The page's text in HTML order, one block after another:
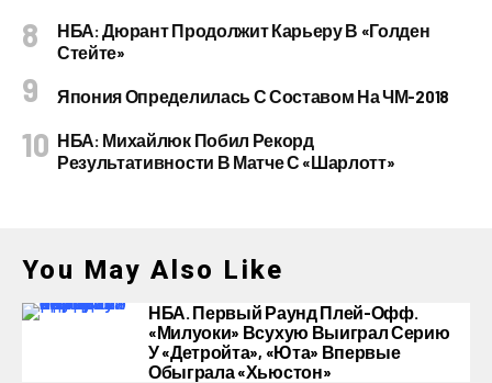
НБА: Дюрант Продолжит Карьеру В «Голден
Стейте»
Япония Определилась С Составом На ЧМ-2018
НБА: Михайлюк Побил Рекорд
Результативности В Матче С «Шарлотт»
You May Also Like
НБА. Первый Раунд Плей-Офф.
«Милуоки» Всухую Выиграл Серию
У «Детройта», «Юта» Впервые
Обыграла «Хьюстон»